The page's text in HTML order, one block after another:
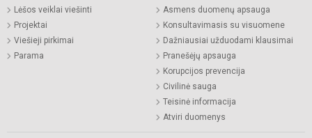
Lėšos veiklai viešinti
Projektai
Viešieji pirkimai
Parama
Asmens duomenų apsauga
Konsultavimasis su visuomene
Dažniausiai užduodami klausimai
Pranešėjų apsauga
Korupcijos prevencija
Civilinė sauga
Teisinė informacija
Atviri duomenys